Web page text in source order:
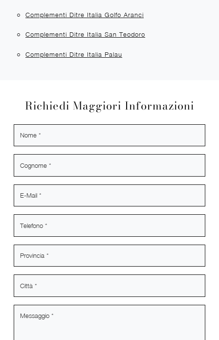
Complementi Ditre Italia Golfo Aranci
Complementi Ditre Italia San Teodoro
Complementi Ditre Italia Palau
Richiedi Maggiori Informazioni